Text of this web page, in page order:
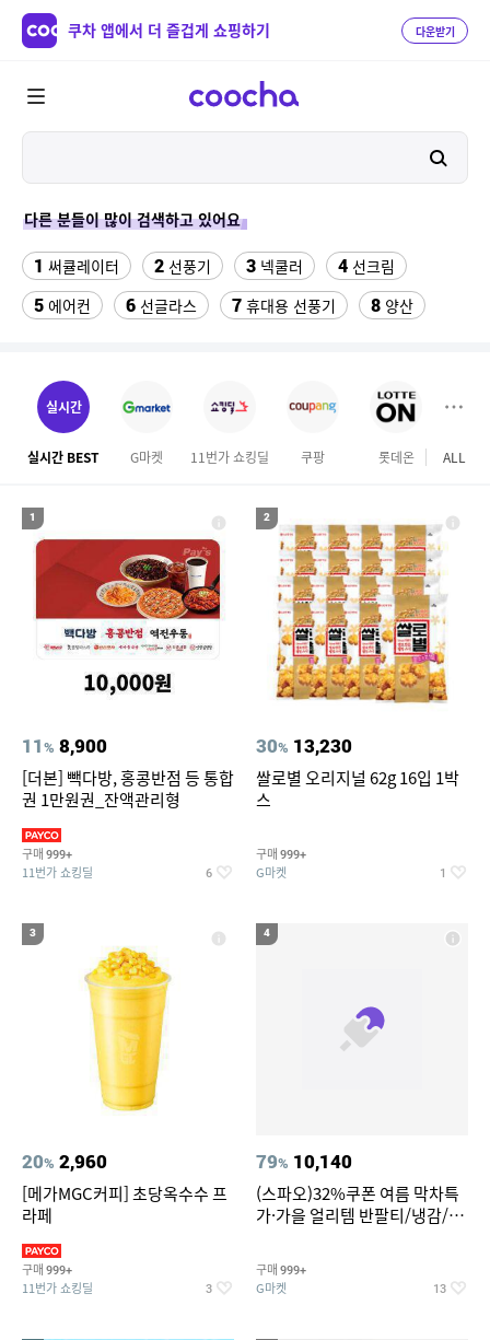
쿠차 앱에서 더 즐겁게 쇼핑하기 다운받기
다른 분들이 많이 검색하고 있어요
1 써큘레이터 2 선풍기 3 넥쿨러 4 선크림
5 에어컨 6 선글라스 7 휴대용 선풍기 8 양산
12 팔찌부자재
15 성인용세발자전거중고
17 겔럭시25카드케이스 18 여성칠부바지
크록스
ALL
실시간
실시간 BEST G마켓 11번가 쇼킹딜 쿠팡 롯데온 오늘
1
11% 8,900
[더본] 빽다방, 홍콩반점 등 통합
권 1만원권_잔액관리형
구매 999+
11번가 쇼킹딜 6
2
30% 13,230
쌀로별 오리지널 62g 16입 1박
스
구매 999+
G마켓 1
3
20% 2,960
[메가MGC커피] 초당옥수수 프
라페
구매 999+
11번가 쇼킹딜 3
4
79% 10,140
(스파오)32%쿠폰 여름 막차특
가·가을 얼리템 반팔티/냉감/반
건 외 ~74%OFF
구매 999+
G마켓 13